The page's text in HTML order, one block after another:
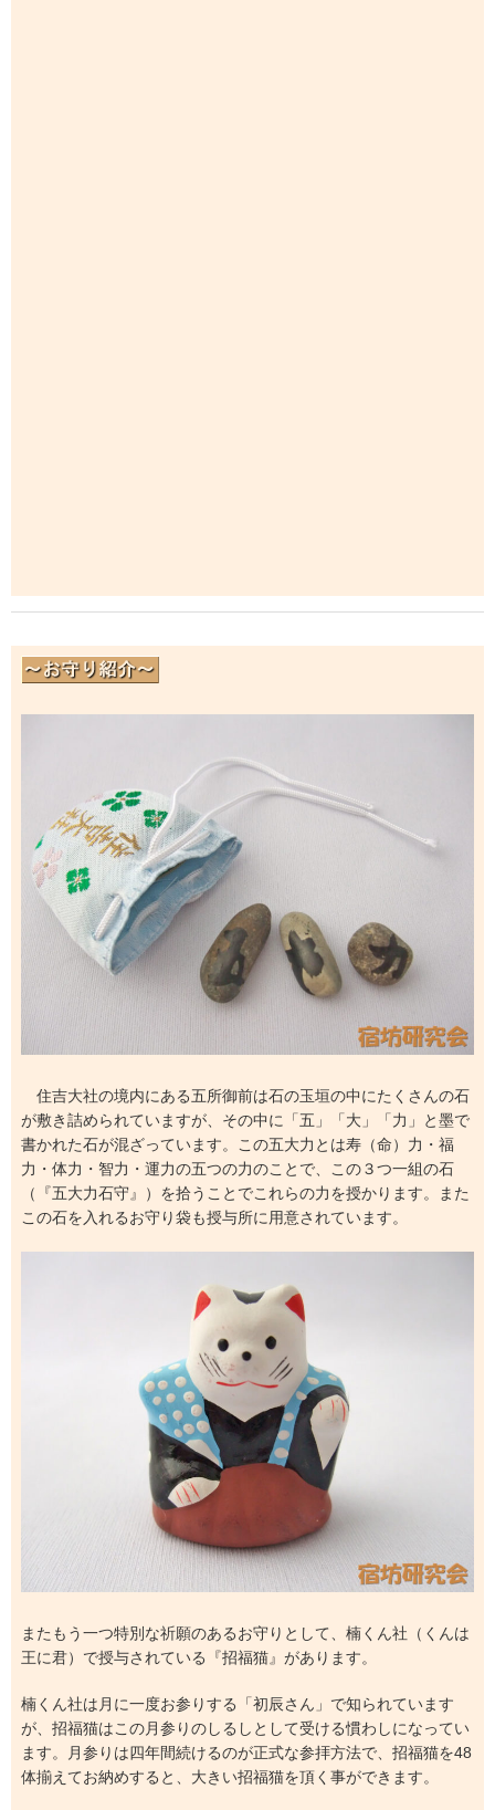
住吉大社の境内にある五所御前は石の玉垣の中にたくさんの石
が敷き詰められていますが、その中に「五」「大」「力」と墨で
書かれた石が混ざっています。この五大力とは寿（命）力・福
力・体力・智力・運力の五つの力のことで、この３つ一組の石
（『五大力石守』）を拾うことでこれらの力を授かります。また
この石を入れるお守り袋も授与所に用意されています。
またもう一つ特別な祈願のあるお守りとして、楠くん社（くんは
王に君）で授与されている『招福猫』があります。
楠くん社は月に一度お参りする「初辰さん」で知られています
が、招福猫はこの月参りのしるしとして受ける慣わしになってい
ます。月参りは四年間続けるのが正式な参拝方法で、招福猫を48
体揃えてお納めすると、大きい招福猫を頂く事ができます。